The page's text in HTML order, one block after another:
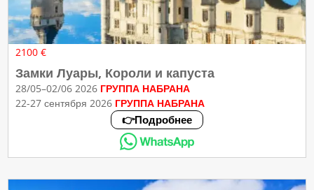
2100 €
Замки Луары, Короли и капуста
28/05–02/06 2026 ГРУППА НАБРАНА
22-27 сентября 2026 ГРУППА НАБРАНА
👉Подробнее